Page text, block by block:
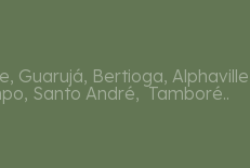
Guarujá, Bertioga,
Santo André, Tamboré..